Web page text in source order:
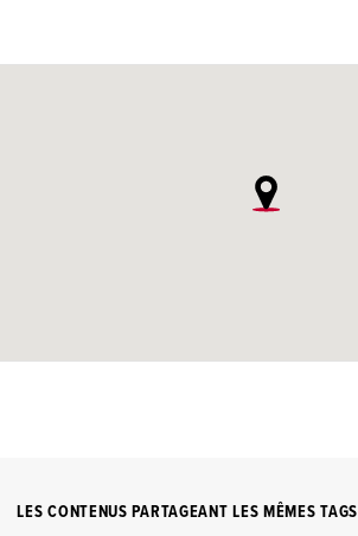
LES CONTENUS PARTAGEANT LES MÊMES TAGS